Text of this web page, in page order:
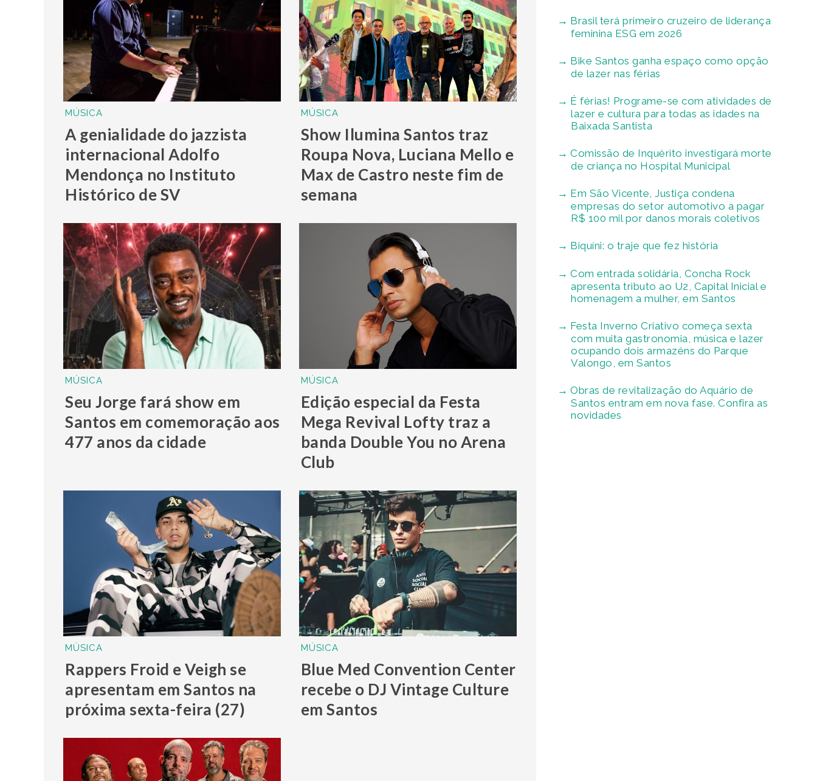
MÚSICA
A genialidade do jazzista
internacional Adolfo
Mendonça no Instituto
Histórico de SV
MÚSICA
Show Ilumina Santos traz
Roupa Nova, Luciana Mello e
Max de Castro neste fim de
semana
MÚSICA
Seu Jorge fará show em
Santos em comemoração aos
477 anos da cidade
MÚSICA
Edição especial da Festa
Mega Revival Lofty traz a
banda Double You no Arena
Club
MÚSICA
Rappers Froid e Veigh se
apresentam em Santos na
próxima sexta-feira (27)
MÚSICA
Blue Med Convention Center
recebe o DJ Vintage Culture
em Santos
Brasil terá primeiro cruzeiro de liderança
feminina ESG em 2026
Bike Santos ganha espaço como opção
de lazer nas férias
É férias! Programe-se com atividades de
lazer e cultura para todas as idades na
Baixada Santista
Comissão de Inquérito investigará morte
de criança no Hospital Municipal
Em São Vicente, Justiça condena
empresas do setor automotivo a pagar
R$ 100 mil por danos morais coletivos
Biquíni: o traje que fez história
Com entrada solidária, Concha Rock
apresenta tributo ao U2, Capital Inicial e
homenagem a mulher, em Santos
Festa Inverno Criativo começa sexta
com muita gastronomia, música e lazer
ocupando dois armazéns do Parque
Valongo, em Santos
Obras de revitalização do Aquário de
Santos entram em nova fase. Confira as
novidades